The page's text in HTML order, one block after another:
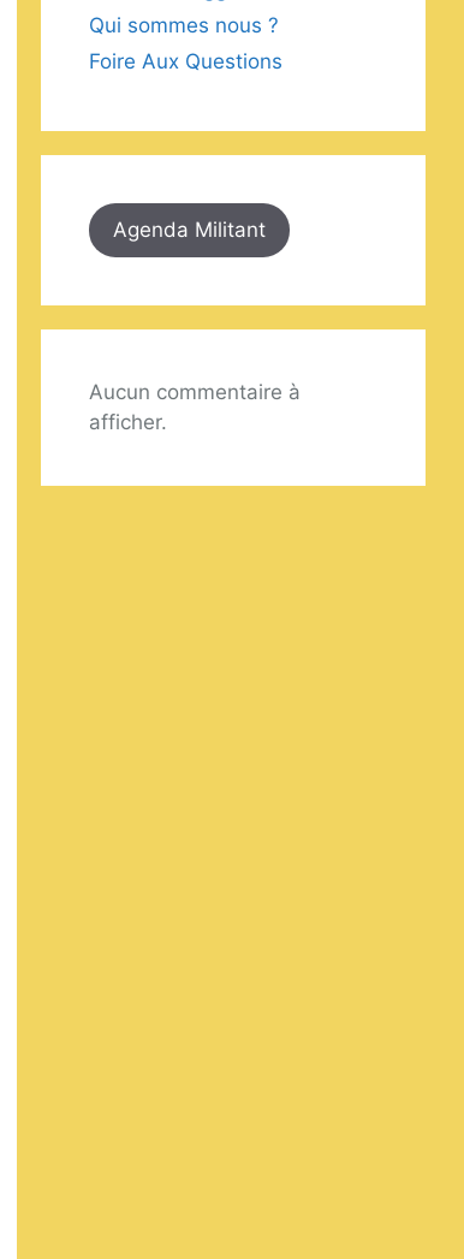
Qui sommes nous ?
Foire Aux Questions
Agenda Militant
Aucun commentaire à
afficher.